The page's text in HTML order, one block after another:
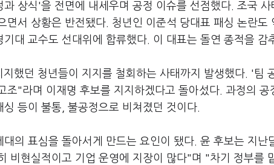
상식'을 전면에 내세우며 공정 이슈를 선점했다. 조국 사
면서 상황은 반전됐다. 청년인 이준석 당대표 패싱 논란도
대 교수도 선대위에 합류했다. 이 대표는 돌연 종적을 감
했던 청년들이 지지를 철회하는 사태까지 발생했다. '팀
조"라며 이재명 후보를 지지하겠다고 돌아섰다. 과정의 공
등이 불통, 불공정으로 비쳐졌던 것이다.
의 표심을 돌아서게 만드는 요인이 됐다. 윤 후보는 지
비현실적이고 기업 운영에 지장이 많다"며 "차기 정부를